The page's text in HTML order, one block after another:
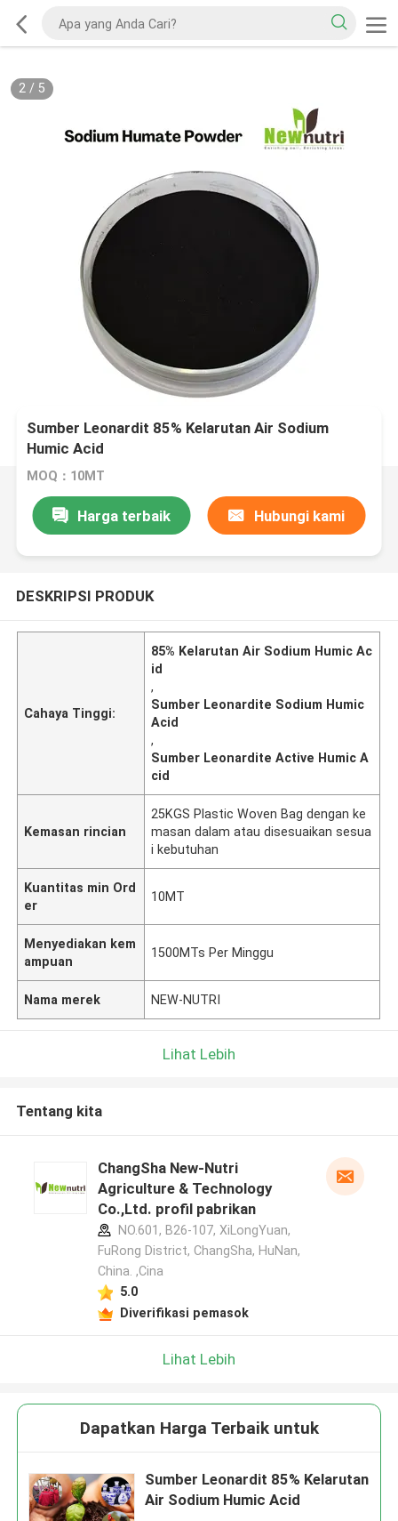
2/ 5
Sumber Leonardit 85% Kelarutan Air Sodium
Humic Acid
MOQ：10MT
Harga terbaik Hubungi kami
DESKRIPSI PRODUK
Cahaya Tinggi:
85% Kelarutan Air Sodium Humic Ac
id
,
Sumber Leonardite Sodium Humic
Acid
,
Sumber Leonardite Active Humic A
cid
Kemasan rincian
25KGS Plastic Woven Bag dengan ke
masan dalam atau disesuaikan sesua
i kebutuhan
Kuantitas min Ord
er
10MT
Menyediakan kem
ampuan
1500MTs Per Minggu
Nama merek NEW-NUTRI
Lihat Lebih
Tentang kita
ChangSha New-Nutri
Agriculture & Technology
Co.,Ltd. profil pabrikan
NO.601, B26-107, XiLongYuan,
FuRong District, ChangSha, HuNan,
China. ,Cina
5.0
Diverifikasi pemasok
Lihat Lebih
Dapatkan Harga Terbaik untuk
Sumber Leonardit 85% Kelarutan
Air Sodium Humic Acid